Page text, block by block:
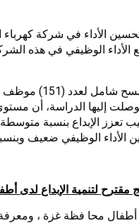
الأداء في شركة
الوظيفي في هذه
وأجريت هذه الدراسة
إليها الدراسة، أن
الأداء الوظيفي ضعيف وبنسبة
محا فظة غزة ، ومعرفة